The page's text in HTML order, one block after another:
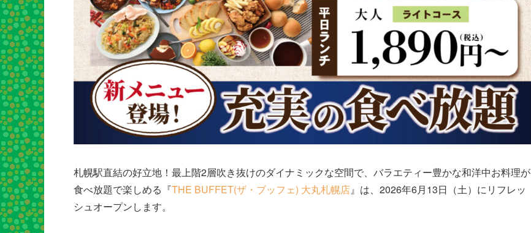
札幌駅直結の好立地！最上階2層吹き抜けのダイナミックな空間で、バラエティー豊かな和洋中お料理が
食べ放題で楽しめる『THE BUFFET(ザ・ブッフェ) 大丸札幌店』は、2026年6月13日（土）にリフレッ
シュオープンします。